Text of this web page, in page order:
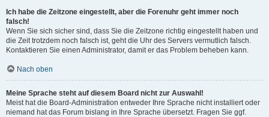
Ich habe die Zeitzone eingestellt, aber die Forenuhr geht immer noch
falsch!
Wenn Sie sich sicher sind, dass Sie die Zeitzone richtig eingestellt haben und
die Zeit trotzdem noch falsch ist, geht die Uhr des Servers vermutlich falsch.
Kontaktieren Sie einen Administrator, damit er das Problem beheben kann.
Nach oben
Meine Sprache steht auf diesem Board nicht zur Auswahl!
Meist hat die Board-Administration entweder Ihre Sprache nicht installiert oder
niemand hat das Forum bislang in Ihre Sprache übersetzt. Fragen Sie ggf.